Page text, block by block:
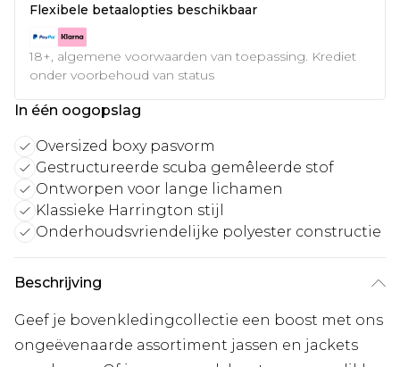
Flexibele betaalopties beschikbaar
18+, algemene voorwaarden van toepassing. Krediet
onder voorbehoud van status
In één oogopslag
Oversized boxy pasvorm
Gestructureerde scuba gemêleerde stof
Ontworpen voor lange lichamen
Klassieke Harrington stijl
Onderhoudsvriendelijke polyester constructie
Beschrijving
Geef je bovenkledingcollectie een boost met ons
ongeëvenaarde assortiment jassen en jackets